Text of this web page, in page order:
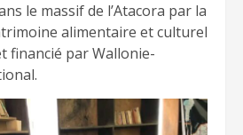
le massif de l’Atacora par la
alimentaire et culturel
financié par Wallonie-